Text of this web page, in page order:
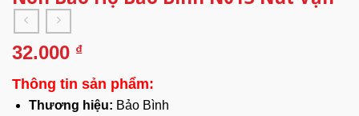
32.000 ₫
Thông tin sản phẩm:
Thương hiệu: Bảo Bình